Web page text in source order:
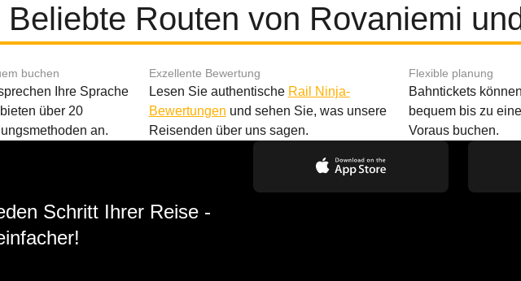
Beliebte Routen von Rovaniemi
buchen
Ihre Sprache
über 20
an.
Exzellente Bewertung
Lesen Sie authentische Rail Ninja-
Bewertungen und sehen Sie, was unsere
Reisenden über uns sagen.
Flexible planung
Bahntickets
bequem bis zu
Voraus buchen.
Schritt Ihrer Reise -